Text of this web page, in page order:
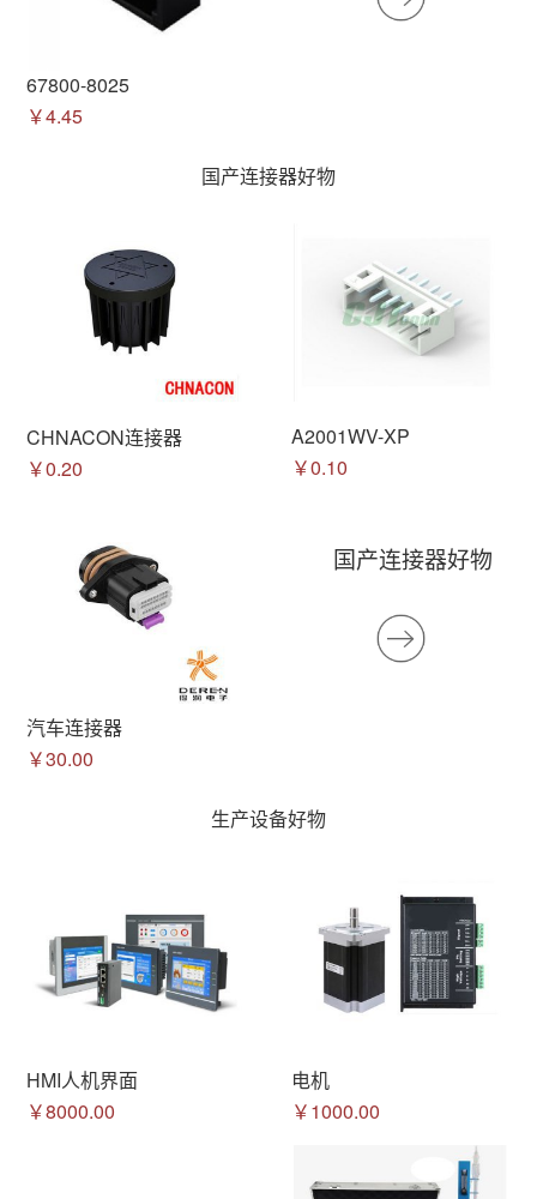
67800-8025
￥4.45
国产连接器好物
CHNACON连接器
￥0.20
A2001WV-XP
￥0.10
汽车连接器
￥30.00
国产连接器好物
生产设备好物
HMI人机界面
￥8000.00
电机
￥1000.00